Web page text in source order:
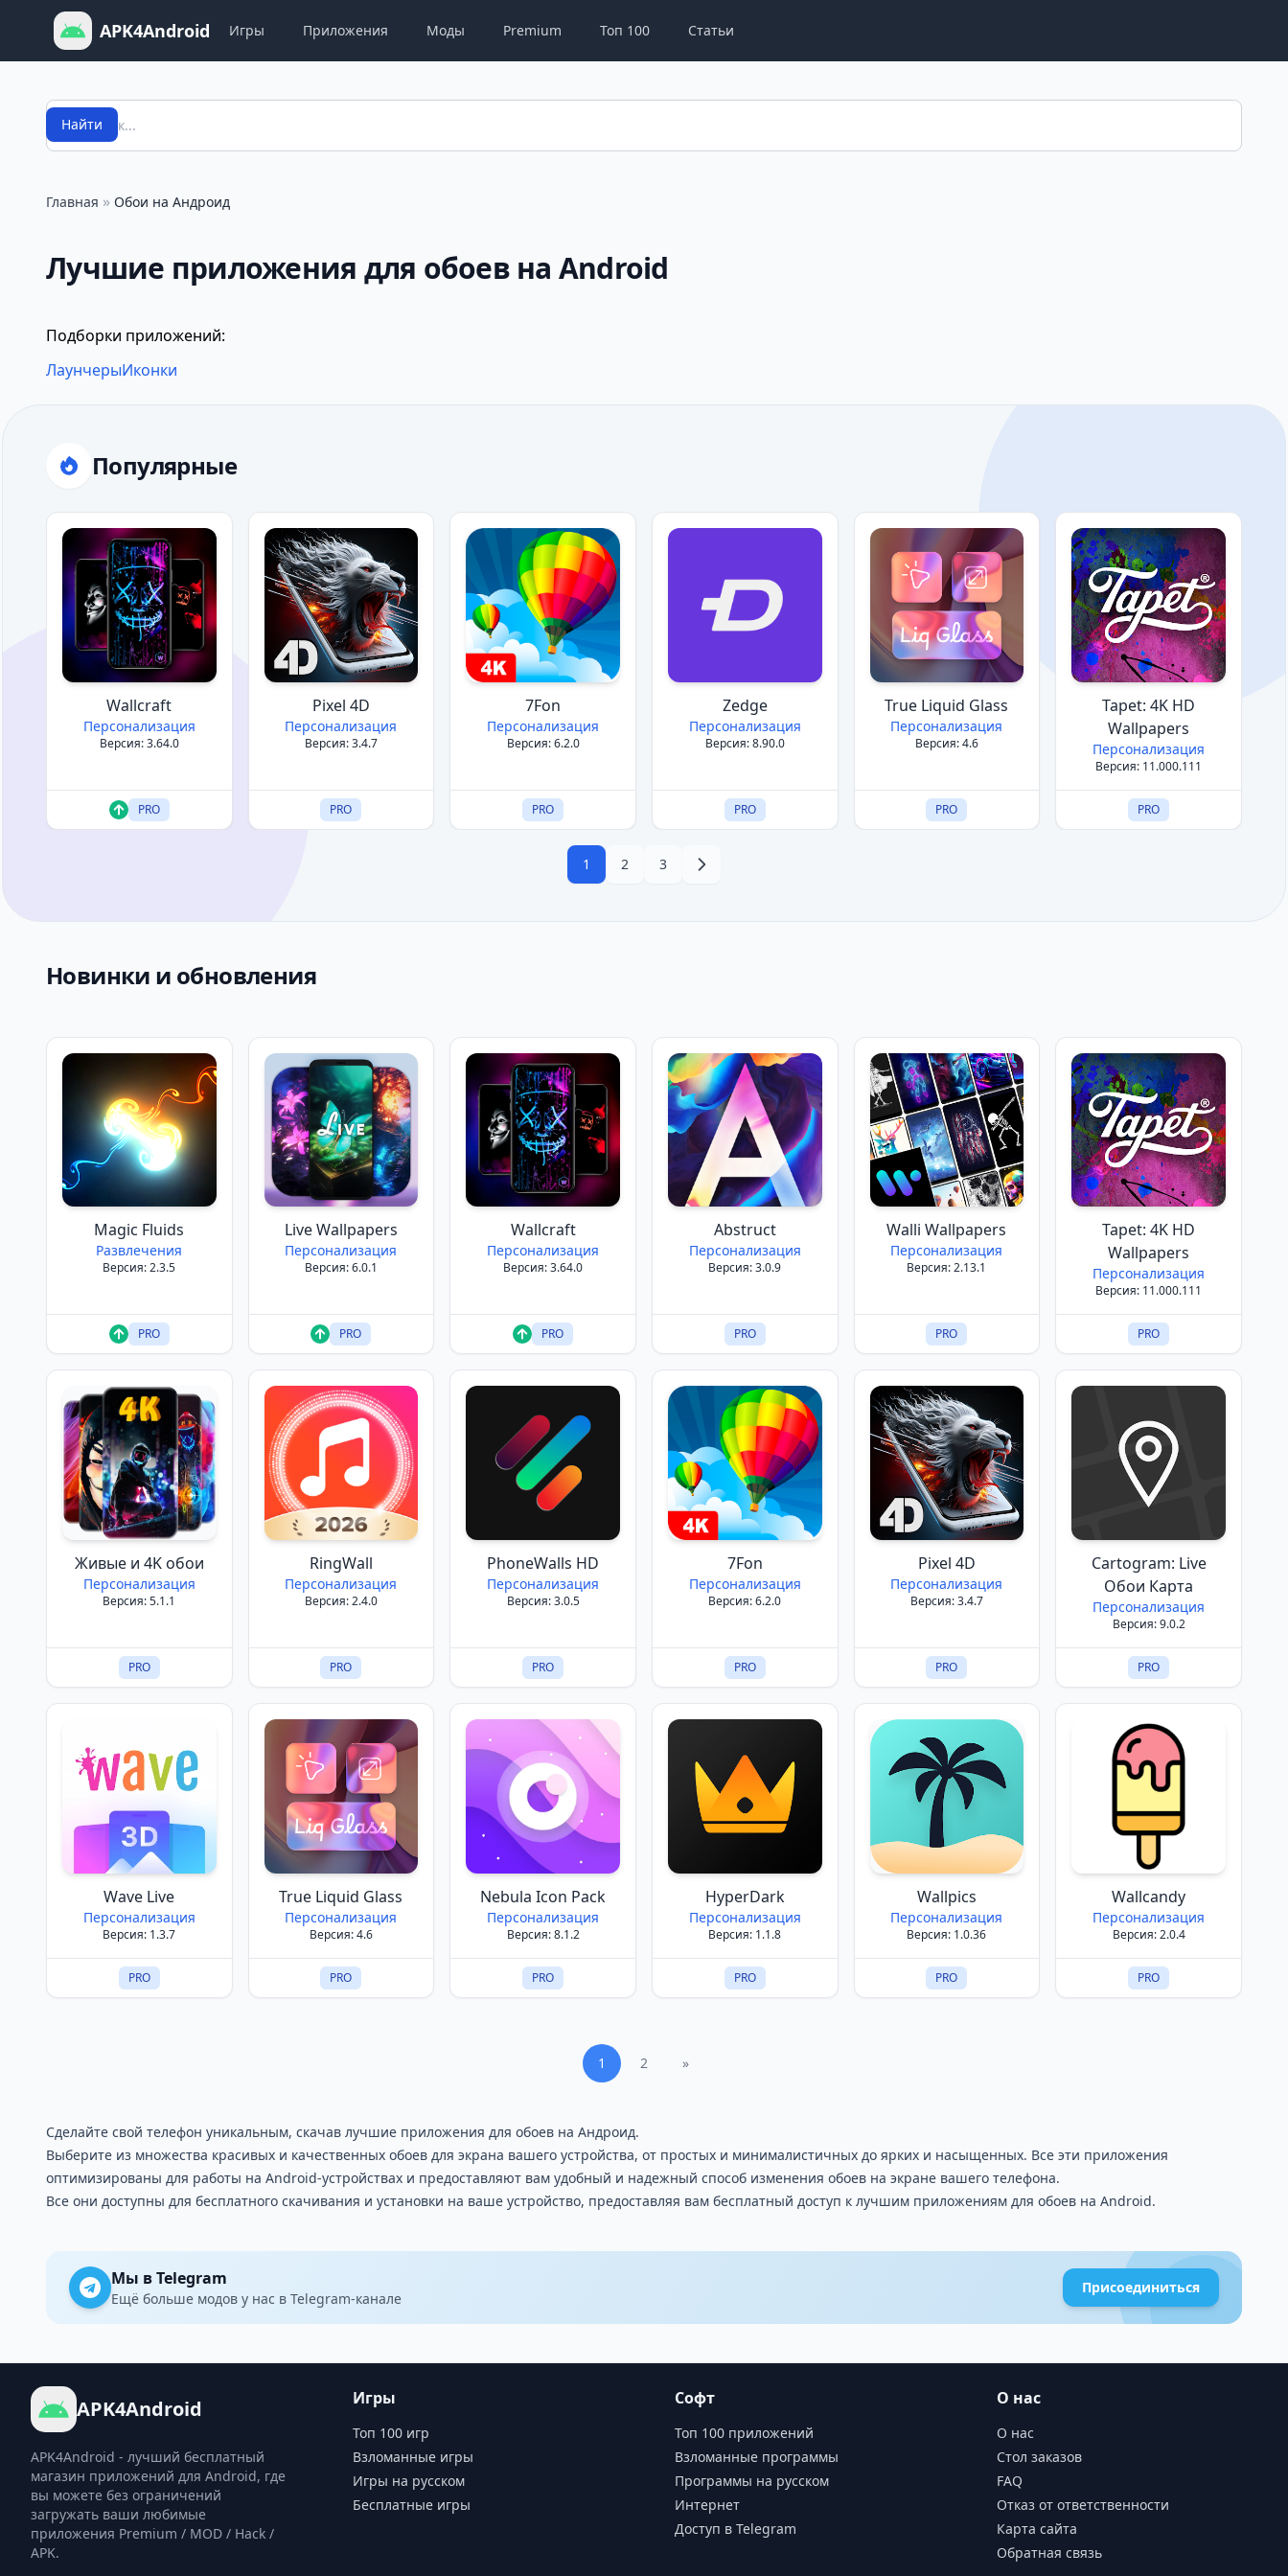
APK4Android Игры Приложения Моды Premium Топ 100 Статьи
Поиск
Найти
Главная » Обои на Андроид
Лучшие приложения для обоев на Android
Подборки приложений:
ЛаунчерыИконки
Популярные
Wallcraft
Персонализация
Версия: 3.64.0
PRO
Pixel 4D
Персонализация
Версия: 3.4.7
PRO
7Fon
Персонализация
Версия: 6.2.0
PRO
Zedge
Персонализация
Версия: 8.90.0
PRO
True Liquid Glass
Персонализация
Версия: 4.6
PRO
Tapet: 4K HD
Wallpapers
Персонализация
Версия: 11.000.111
PRO
1 2 3
Новинки и обновления
Magic Fluids
Развлечения
Версия: 2.3.5
PRO
Live Wallpapers
Персонализация
Версия: 6.0.1
PRO
Wallcraft
Персонализация
Версия: 3.64.0
PRO
Abstruct
Персонализация
Версия: 3.0.9
PRO
Walli Wallpapers
Персонализация
Версия: 2.13.1
PRO
Tapet: 4K HD
Wallpapers
Персонализация
Версия: 11.000.111
PRO
Живые и 4K обои
Персонализация
Версия: 5.1.1
PRO
RingWall
Персонализация
Версия: 2.4.0
PRO
PhoneWalls HD
Персонализация
Версия: 3.0.5
PRO
7Fon
Персонализация
Версия: 6.2.0
PRO
Pixel 4D
Персонализация
Версия: 3.4.7
PRO
Cartogram: Live
Обои Карта
Персонализация
Версия: 9.0.2
PRO
Wave Live
Персонализация
Версия: 1.3.7
PRO
True Liquid Glass
Персонализация
Версия: 4.6
PRO
Nebula Icon Pack
Персонализация
Версия: 8.1.2
PRO
HyperDark
Персонализация
Версия: 1.1.8
PRO
Wallpics
Персонализация
Версия: 1.0.36
PRO
Wallcandy
Персонализация
Версия: 2.0.4
PRO
1 2 »
Сделайте свой телефон уникальным, скачав лучшие приложения для обоев на Андроид.
Выберите из множества красивых и качественных обоев для экрана вашего устройства, от простых и минималистичных до ярких и насыщенных. Все эти приложения
оптимизированы для работы на Android-устройствах и предоставляют вам удобный и надежный способ изменения обоев на экране вашего телефона.
Все они доступны для бесплатного скачивания и установки на ваше устройство, предоставляя вам бесплатный доступ к лучшим приложениям для обоев на Android.
Мы в Telegram
Ещё больше модов у нас в Telegram-канале
Присоединиться
APK4Android
APK4Android - лучший бесплатный
магазин приложений для Android, где
вы можете без ограничений
загружать ваши любимые
приложения Premium / MOD / Hack /
APK.
Игры
Топ 100 игр
Взломанные игры
Игры на русском
Бесплатные игры
Софт
Топ 100 приложений
Взломанные программы
Программы на русском
Интернет
Доступ в Telegram
О нас
О нас
Стол заказов
FAQ
Отказ от ответственности
Карта сайта
Обратная связь